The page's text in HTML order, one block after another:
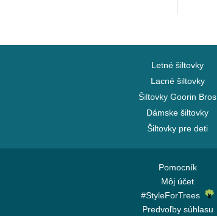
Letné šiltovky
Lacné šiltovky
Šiltovky Goorin Bros
Dámske šiltovky
Šiltovky pre deti
Pomocník
Môj účet
#StyleForTrees
Predvoľby súhlasu